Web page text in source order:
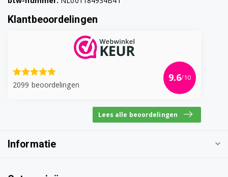
Klantbeoordelingen
2099 beoordelingen
9.6/10
Lees alle beoordelingen
Informatie